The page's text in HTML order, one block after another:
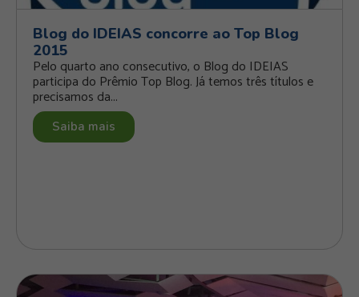
Blog do IDEIAS concorre ao Top Blog
2015
Pelo quarto ano consecutivo, o Blog do IDEIAS
participa do Prêmio Top Blog. Já temos três títulos e
precisamos da...
Saiba mais